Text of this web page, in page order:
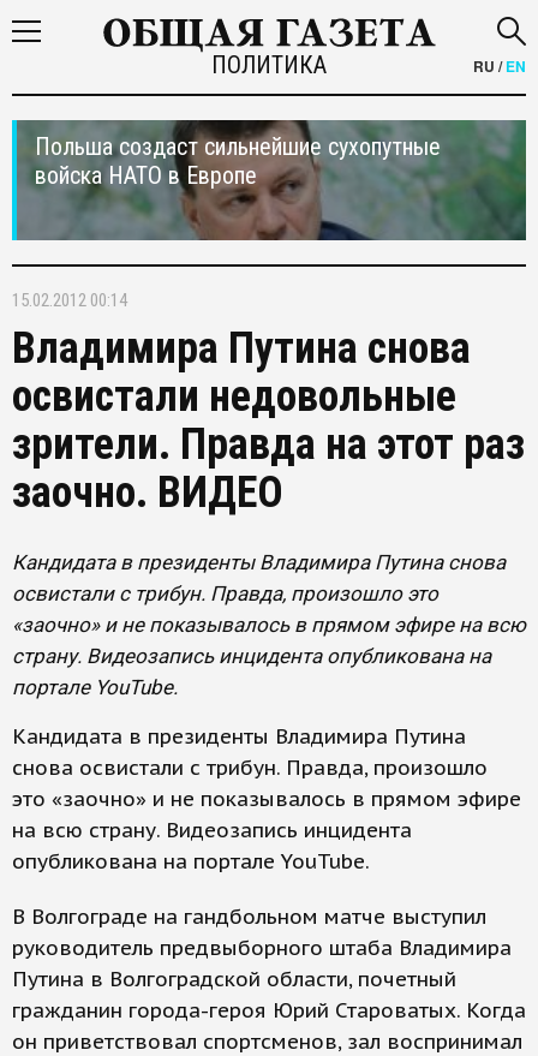
ПОЛИТИКА RU /EN
Польша создаст сильнейшие сухопутные
войска НАТО в Европе
15.02.2012 00:14
Владимира Путина снова
освистали недовольные
зрители. Правда на этот раз
заочно. ВИДЕО
Кандидата в президенты Владимира Путина снова
освистали с трибун. Правда, произошло это
«заочно» и не показывалось в прямом эфире на всю
страну. Видеозапись инцидента опубликована на
портале YouTube.
Кандидата в президенты Владимира Путина
снова освистали с трибун. Правда, произошло
это «заочно» и не показывалось в прямом эфире
на всю страну. Видеозапись инцидента
опубликована на портале YouTube.
В Волгограде на гандбольном матче выступил
руководитель предвыборного штаба Владимира
Путина в Волгоградской области, почетный
гражданин города-героя Юрий Староватых. Когда
он приветствовал спортсменов, зал воспринимал